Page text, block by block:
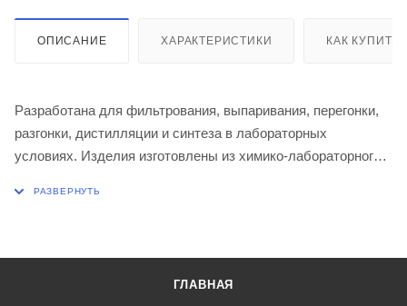
ОПИСАНИЕ ХАРАКТЕРИСТИКИ КАК КУПИТЬ
Разработана для фильтрования, выпаривания, перегонки,
разгонки, дистилляции и синтеза в лабораторных
условиях. Изделия изготовлены из химико-лабораторного
ГЛАВНАЯ